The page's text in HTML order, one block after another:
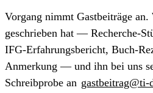
Vorgang nimmt Gastbeiträge an.
geschrieben hat — Recherche-
IFG-Erfahrungsbericht, Buch-
Anmerkung — und ihn bei uns
Schreibprobe an gastbeitrag@ti-